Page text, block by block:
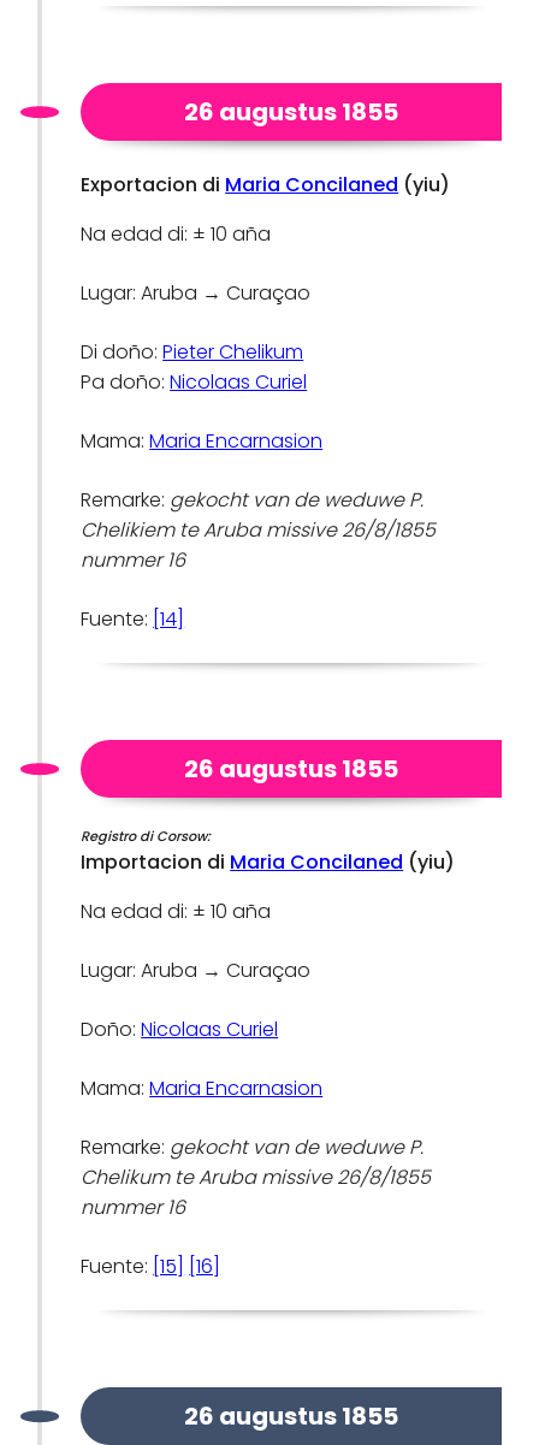
26 augustus 1855
Exportacion di Maria Concilaned (yiu)
Na edad di: ± 10 aña
Lugar: Aruba → Curaçao
Di doño:Pieter Chelikum
Pa doño:Nicolaas Curiel
Mama:Maria Encarnasion
Remarke: gekocht van de weduwe P.
Chelikiem te Aruba missive 26/8/1855
nummer 16
Fuente: [14]
26 augustus 1855
Registro di Corsow:
Importacion di Maria Concilaned (yiu)
Na edad di: ± 10 aña
Lugar: Aruba → Curaçao
Doño:Nicolaas Curiel
Mama:Maria Encarnasion
Remarke: gekocht van de weduwe P.
Chelikum te Aruba missive 26/8/1855
nummer 16
Fuente: [15] [16]
26 augustus 1855